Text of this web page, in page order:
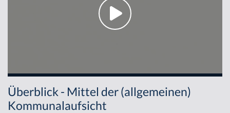
Überblick - Mittel der (allgemeinen)
Kommunalaufsicht